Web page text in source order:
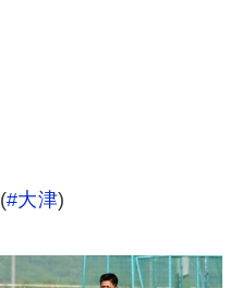
(#大津)